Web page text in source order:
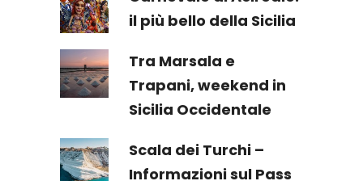
il più bello della Sicilia
Tra Marsala e
Trapani, weekend in
Sicilia Occidentale
Scala dei Turchi –
Informazioni sul Pass